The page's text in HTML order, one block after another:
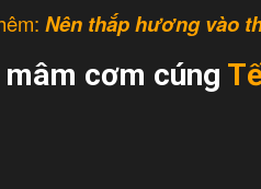
Nên thắp hương vào
cơm cúng